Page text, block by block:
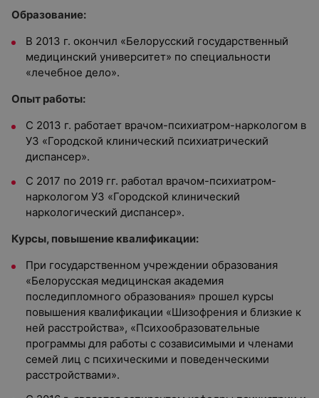
Образование:
В 2013 г. окончил «Белорусский государственный
медицинский университет» по специальности
«лечебное дело».
Опыт работы:
С 2013 г. работает врачом-психиатром-наркологом в
УЗ «Городской клинический психиатрический
диспансер».
С 2017 по 2019 гг. работал врачом-психиатром-
наркологом УЗ «Городской клинический
наркологический диспансер».
Курсы, повышение квалификации:
При государственном учреждении образования
«Белорусская медицинская академия
последипломного образования» прошел курсы
повышения квалификации «Шизофрения и близкие к
ней расстройства», «Психообразовательные
программы для работы с созависимыми и членами
семей лиц с психическими и поведенческими
расстройствами».